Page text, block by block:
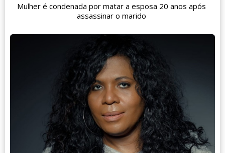
Mulher é condenada por matar a esposa 20 anos após
assassinar o marido